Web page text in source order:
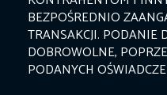
BEZPOŚREDNIO
TRANSAKCJI. PODANIE
DOBROWOLNE,
PODANYCH